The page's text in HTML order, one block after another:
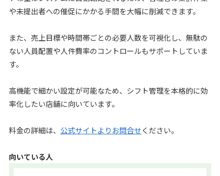
や未提出者への催促にかかる手間を大幅に削減できます。
また、売上目標や時間帯ごとの必要人数を可視化し、無駄の
ない人員配置や人件費率のコントロールもサポートしていま
す。
高機能で細かい設定が可能なため、シフト管理を本格的に効
率化したい店舗に向いています。
料金の詳細は、 公式サイトよりお問合せください。
向いている人